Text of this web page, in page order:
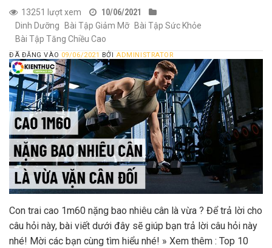
13251 lượt xem
10/06/2021
Dinh Dưỡng
Bài Tập Giảm Mỡ
Bài Tập Sức Khỏe
Bài Tập Tăng Chiều Cao
ĐÃ ĐĂNG VÀO 09/06/2021 BỞIADMINISTRATOR
Con trai cao 1m60 nặng bao nhiêu cân là vừa ? Để trả lời cho
câu hỏi này, bài viết dưới đây sẽ giúp bạn trả lời câu hỏi này
nhé! Mời các bạn cùng tìm hiểu nhé! » Xem thêm : Top 10